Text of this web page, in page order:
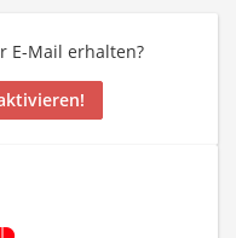
E-Mail erhalten?